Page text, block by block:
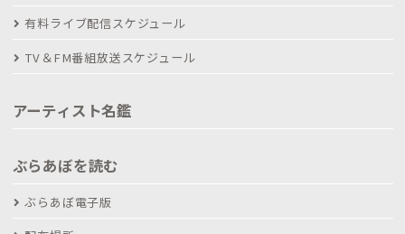
有料ライブ配信スケジュール
TV＆FM番組放送スケジュール
アーティスト名鑑
ぶらあぼを読む
ぶらあぼ電子版